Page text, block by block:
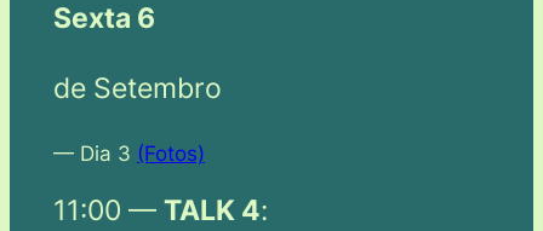
Sexta 6
de Setembro
— Dia 3 (Fotos)
11:00 — TALK 4: